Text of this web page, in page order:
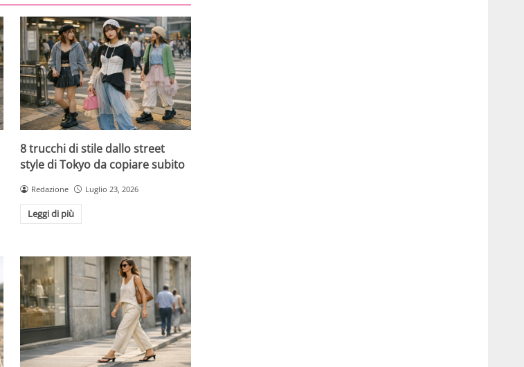
8 trucchi di stile dallo street
style di Tokyo da copiare subito
Redazione Luglio 23, 2026
Leggi di più